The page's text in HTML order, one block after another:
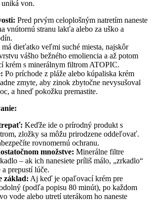
von.
Pred prvým celoplošným natretím naneste
vnútornú stranu lakťa alebo za uško a
dieťatko veľmi suché miesta, najskôr
vášho bežného emoliencia a až potom
krém s minerálnym filtrom ATOPIC.
Po príchode z pláže alebo kúpaliska krém
zmyte, aby zinok zbytočne nevysušoval
a hneď pokožku premastite.
Keďže ide o prírodný produkt s
zložky sa môžu prirodzene oddeľovať.
rovnomernú ochranu.
množstve: Minerálne filtre
– ak ich nanesiete príliš málo, „zrkadlo“
prepustí lúče.
základ: Aj keď je opaľovací krém pre
(podľa popisu 80 minút), po každom
vode alebo utretí uterákom ho naneste